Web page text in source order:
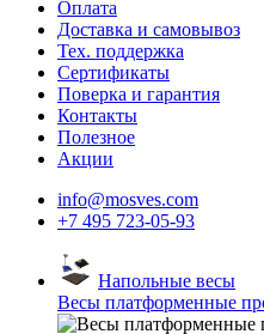
Оплата
Доставка и самовывоз
Тех. поддержка
Сертификаты
Поверка и гарантия
Контакты
Полезное
Акции
info@mosves.com
+7 495 723-05-93
Напольные весы
Весы платформенные